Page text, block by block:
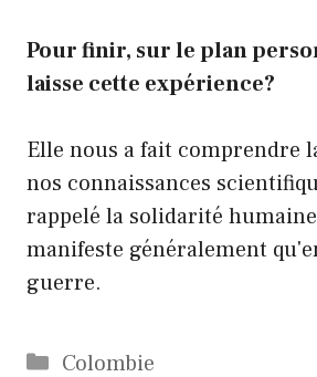
Pour finir, sur le plan
laisse cette expérience?
Elle nous a fait comprendre
nos connaissances
rappelé la solidarité
manifeste généralement
guerre.
Catégories
Colombie